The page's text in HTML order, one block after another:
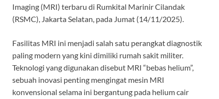
Imaging (MRI) terbaru di Rumkital Marinir Cilandak
(RSMC), Jakarta Selatan, pada Jumat (14/11/2025).
Fasilitas MRI ini menjadi salah satu perangkat diagnostik
paling modern yang kini dimiliki rumah sakit militer.
Teknologi yang digunakan disebut MRI “bebas helium”,
sebuah inovasi penting mengingat mesin MRI
konvensional selama ini bergantung pada helium cair